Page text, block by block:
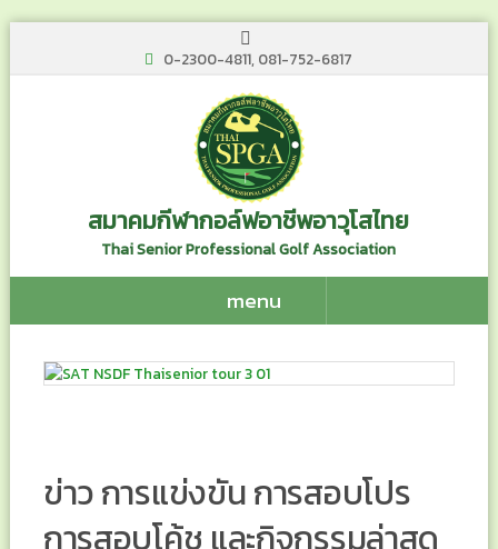
0-2300-4811, 081-752-6817
สมาคมกีฬากอล์ฟอาชีพอาวุโสไทย
Thai Senior Professional Golf Association
menu
ข่าว การแข่งขัน การสอบโปร
การสอบโค้ช และกิจกรรมล่าสุด